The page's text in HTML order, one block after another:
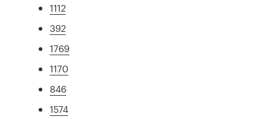
1112
392
1769
1170
846
1574